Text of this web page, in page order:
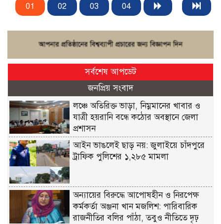
01 02 03 04
সর্বশেষ আপডেট
জনপ্রিয় সংবাদ
লঞ্চে অতিরিক্ত ভাড়া, নিম্নমানের খাবার ও
যাত্রী হয়রানি বন্ধে কঠোর অবস্থানে জেলা
প্রশাসন
আইন ভাঙলেই ছাড় নয়: জুলাইয়ে চাঁদপুরে
ট্রাফিক পুলিশের ১,২৮৫ মামলা
অন্যায়ের বিরুদ্ধে আপোষহীন ও নিরপেক্ষ
কর্মকর্তা অঞ্জনা খান মজলিশ: পারিবারিক
রাজনীতির বলির পাঁঠা, তবুও নীতিতে দৃঢ়